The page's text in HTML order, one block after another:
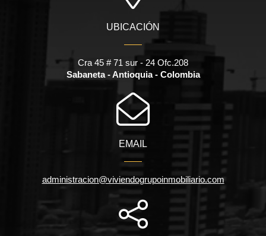
UBICACIÓN
Cra 45 # 71 sur - 24 Ofc.208
Sabaneta - Antioquia - Colombia
EMAIL
administracion@viviendogrupoinmobiliario.com